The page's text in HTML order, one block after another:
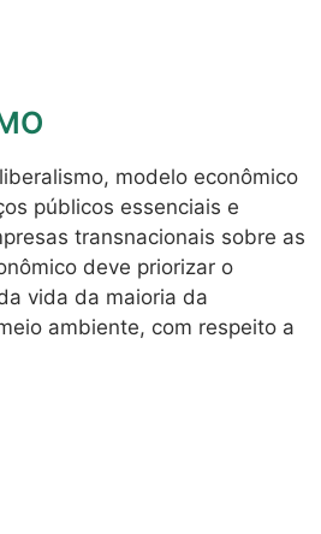
modelo econômico
públicos essenciais e
transnacionais sobre as
deve priorizar o
vida da maioria da
ambiente, com respeito a